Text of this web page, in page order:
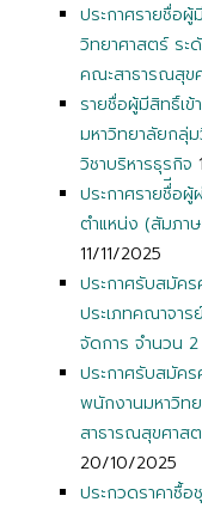
ประกาศรายชื่อ
วิทยาศาสตร์ ระ
คณะสาธารณสุข
รายชื่อผู้มีสิทธิ์เ
มหาวิทยาลัยกลุ่
วิชาบริหารธุรกิจ
ประกาศรายชื่ีอผู้
ตำแหน่ง (สัมภา
11/11/2025
ประกาศรับสมัค
ประเภทคณาจา
จัดการ จำนวน
ประกาศรับสมัคร
พนักงานมหาวิท
สาธารณสุขศาส
20/10/2025
ประกวดราคาซื้